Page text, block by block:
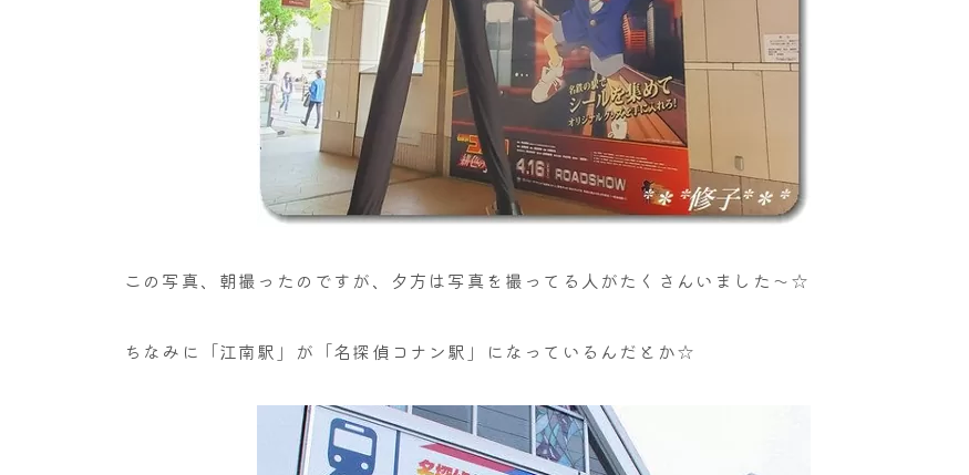
この写真、朝撮ったのですが、夕方は写真を撮ってる人がたくさんいました～☆
ちなみに「江南駅」が「名探偵コナン駅」になっているんだとか☆